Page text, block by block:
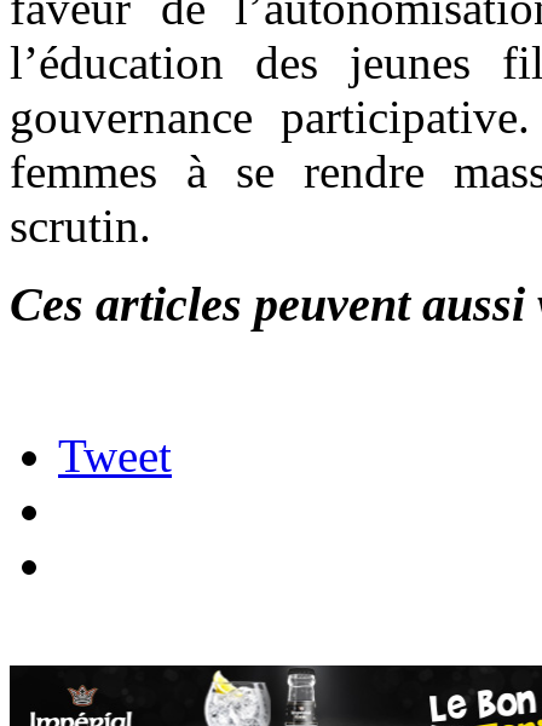
l’éducation des jeunes
gouvernance
femmes à se rendre
scrutin.
Ces articles peuvent
Tweet